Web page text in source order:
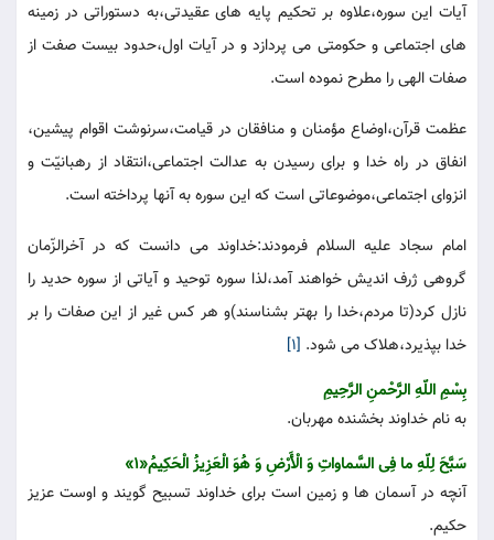
آیات این سوره،علاوه بر تحکیم پایه های عقیدتی،به دستوراتی در زمینه
های اجتماعی و حکومتی می پردازد و در آیات اول،حدود بیست صفت از
صفات الهی را مطرح نموده است.
عظمت قرآن،اوضاع مؤمنان و منافقان در قیامت،سرنوشت اقوام پیشین،
انفاق در راه خدا و برای رسیدن به عدالت اجتماعی،انتقاد از رهبانیّت و
انزوای اجتماعی،موضوعاتی است که این سوره به آنها پرداخته است.
امام سجاد علیه السلام فرمودند:خداوند می دانست که در آخرالزّمان
گروهی ژرف اندیش خواهند آمد،لذا سوره توحید و آیاتی از سوره حدید را
نازل کرد(تا مردم،خدا را بهتر بشناسند)و هر کس غیر از این صفات را بر
خدا بپذیرد،هلاک می شود. [1]
بِسْمِ اللّهِ الرَّحْمنِ الرَّحِیمِ
به نام خداوند بخشنده مهربان.
سَبَّحَ لِلّهِ ما فِی السَّماواتِ وَ الْأَرْضِ وَ هُوَ الْعَزِیزُ الْحَکِیمُ«1»
آنچه در آسمان ها و زمین است برای خداوند تسبیح گویند و اوست عزیز
حکیم.